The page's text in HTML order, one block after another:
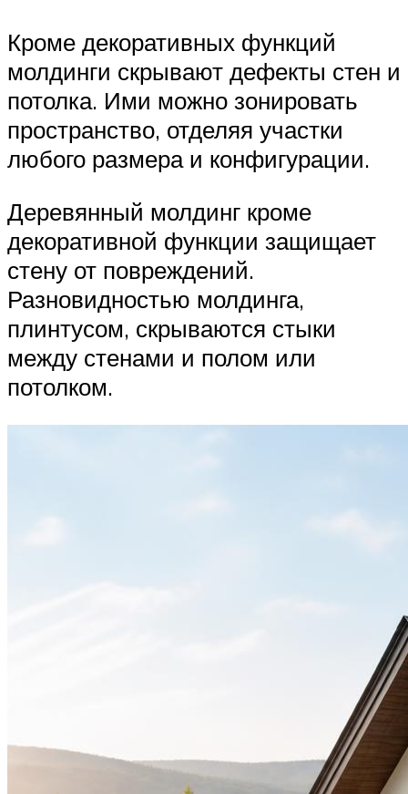
Кроме декоративных функций
молдинги скрывают дефекты стен и
потолка. Ими можно зонировать
пространство, отделяя участки
любого размера и конфигурации.
Деревянный молдинг кроме
декоративной функции защищает
стену от повреждений.
Разновидностью молдинга,
плинтусом, скрываются стыки
между стенами и полом или
потолком.